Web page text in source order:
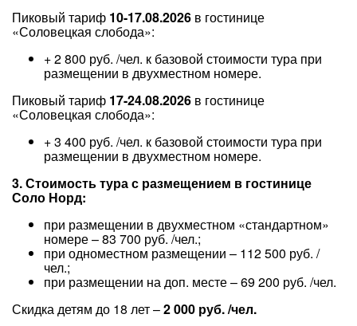
Пиковый тариф 10-17.08.2026 в гостинице
«Соловецкая слобода»:
+ 2 800 руб. /чел. к базовой стоимости тура при
размещении в двухместном номере.
Пиковый тариф 17-24.08.2026 в гостинице
«Соловецкая слобода»:
+ 3 400 руб. /чел. к базовой стоимости тура при
размещении в двухместном номере.
3. Стоимость тура с размещением в гостинице
Соло Норд:
при размещении в двухместном «стандартном»
номере – 83 700 руб. /чел.;
при одноместном размещении – 112 500 руб. /
чел.;
при размещении на доп. месте – 69 200 руб. /чел.
Скидка детям до 18 лет –2 000 руб. /чел.